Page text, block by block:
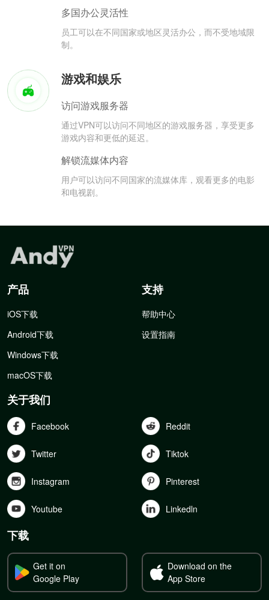
多国办公灵活性
员工可以在不同国家或地区灵活办公，而不受地域限
制。
游戏和娱乐
访问游戏服务器
通过VPN可以访问不同地区的游戏服务器，享受更多
游戏内容和更低的延迟。
解锁流媒体内容
用户可以访问不同国家的流媒体库，观看更多的电影
和电视剧。
产品
iOS下载
Android下载
Windows下载
macOS下载
支持
帮助中心
设置指南
关于我们
Facebook Reddit
Twitter Tiktok
Instagram Pinterest
Youtube Linkedln
下载
Get it on
Google Play
Download on the
App Store